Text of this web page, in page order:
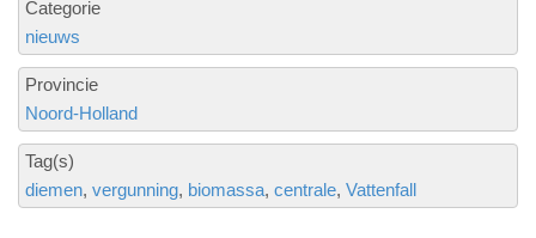
Categorie
nieuws
Provincie
Noord-Holland
Tag(s)
diemen vergunning biomassa centrale Vattenfall